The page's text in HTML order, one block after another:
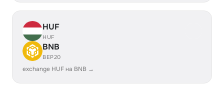
HUF
HUF
BNB
BEP20
exchange HUF на BNB →